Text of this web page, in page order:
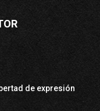
de expresión